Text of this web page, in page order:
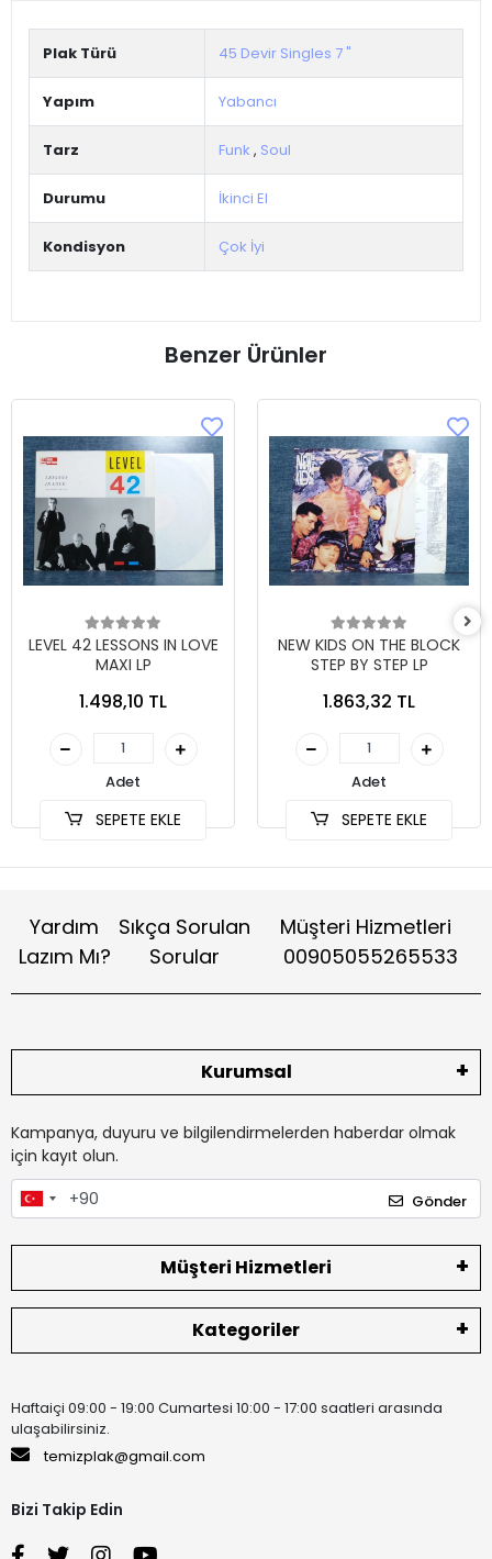
Plak Türü 45 Devir Singles 7 "
Yapım Yabancı
Tarz Funk , Soul
Durumu İkinci El
Kondisyon Çok İyi
Benzer Ürünler
LEVEL 42 LESSONS IN LOVE
MAXI LP
1.498,10 TL
Adet
SEPETE EKLE
NEW KIDS ON THE BLOCK
STEP BY STEP LP
1.863,32 TL
Adet
SEPETE EKLE
Yardım
Lazım Mı?
Sıkça Sorulan
Sorular
Müşteri Hizmetleri
00905055265533
Kurumsal
Kampanya, duyuru ve bilgilendirmelerden haberdar olmak
için kayıt olun.
Gönder
Müşteri Hizmetleri
Kategoriler
Haftaiçi 09:00 - 19:00 Cumartesi 10:00 - 17:00 saatleri arasında
ulaşabilirsiniz.
temizplak@gmail.com
Bizi Takip Edin